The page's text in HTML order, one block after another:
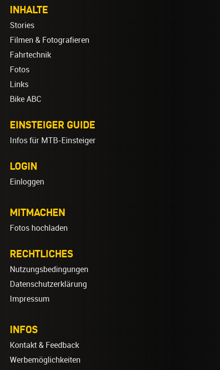
INHALTE
Stories
Filmen & Fotografieren
Fahrtechnik
Fotos
Links
Bike ABC
EINSTEIGER GUIDE
Infos für MTB-Einsteiger
LOGIN
Einloggen
MITMACHEN
Fotos hochladen
RECHTLICHES
Nutzungsbedingungen
Datenschutzerklärung
Impressum
INFOS
Kontakt & Feedback
Werbemöglichkeiten